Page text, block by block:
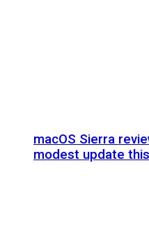
macOS Sierra
modest update